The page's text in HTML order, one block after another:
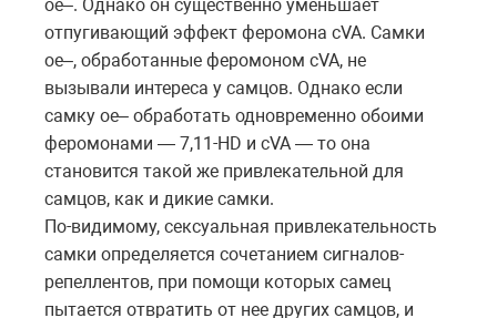
oe–. Однако он существенно уменьшает
отпугивающий эффект феромона cVA. Самки
oe–, обработанные феромоном cVA, не
вызывали интереса у самцов. Однако если
самку oe– обработать одновременно обоими
феромонами — 7,11-HD и cVA — то она
становится такой же привлекательной для
самцов, как и дикие самки.
По-видимому, сексуальная привлекательность
самки определяется сочетанием сигналов-
репеллентов, при помощи которых самец
пытается отвратить от нее других самцов, и